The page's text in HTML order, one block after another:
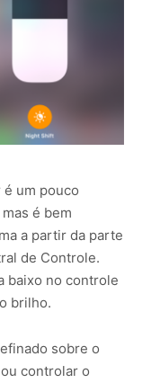
um pouco
é bem
a partir da parte
de Controle.
baixo no controle
brilho.
sobre o
controlar o